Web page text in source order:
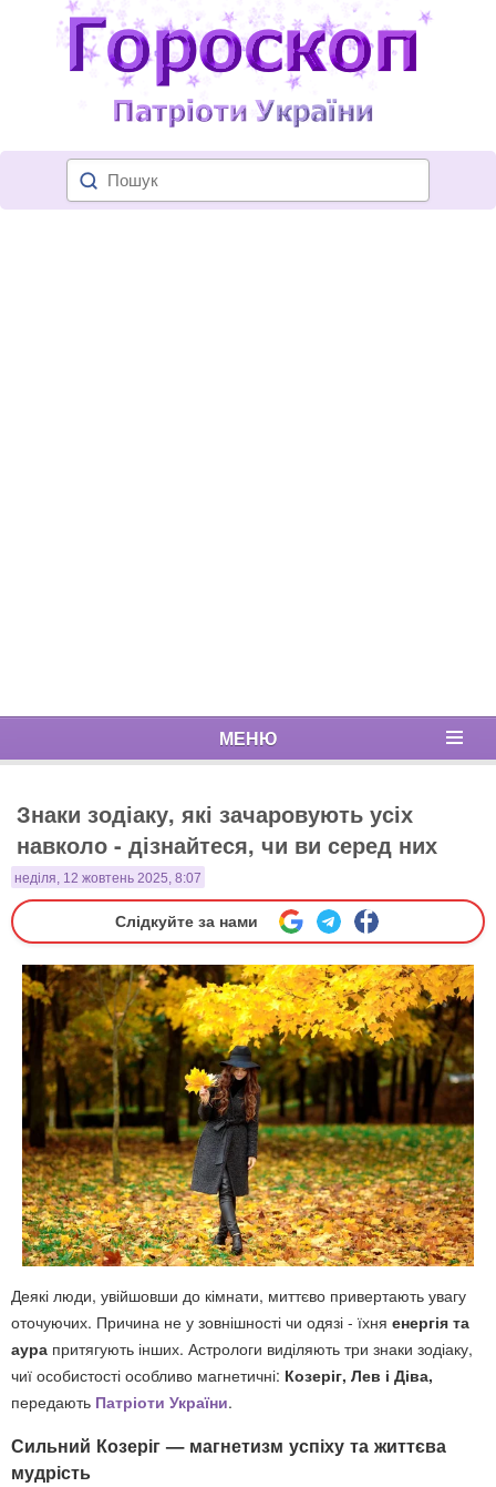
МЕНЮ
Знаки зодіаку, які зачаровують усіх
навколо - дізнайтеся, чи ви серед них
неділя, 12 жовтень 2025, 8:07
Слідкуйте за нами
Деякі люди, увійшовши до кімнати, миттєво привертають увагу
оточуючих. Причина не у зовнішності чи одязі - їхня енергія та
аура притягують інших. Астрологи виділяють три знаки зодіаку,
чиї особистості особливо магнетичні: Козеріг, Лев і Діва,
передають Патріоти України.
Сильний Козеріг — магнетизм успіху та життєва
мудрість